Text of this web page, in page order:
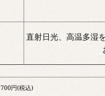
直射日光、高温多湿
700円(税込)